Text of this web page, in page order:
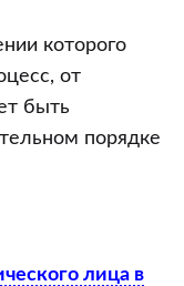
которого
от
быть
порядке
лица в